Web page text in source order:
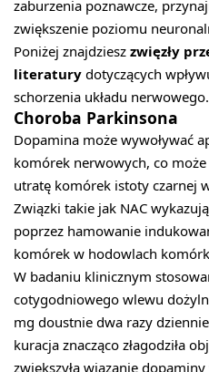
zaburzenia poznawcze,
zwiększenie poziomu
Poniżej znajdziesz zwięzły
literatury dotyczących
schorzenia układu nerwowego.
Choroba Parkinsona
Dopamina może wywoływać
komórek nerwowych, co może
utratę komórek istoty czarnej
Związki takie jak NAC
poprzez hamowanie
komórek w hodowlach
W badaniu klinicznym
cotygodniowego wlewu
mg doustnie dwa razy
kuracja znacząco złagodziła
zwiększyła wiązanie